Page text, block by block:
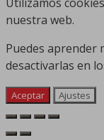
nuestra web.
Puedes aprender
desactivarlas en
Aceptar Ajustes